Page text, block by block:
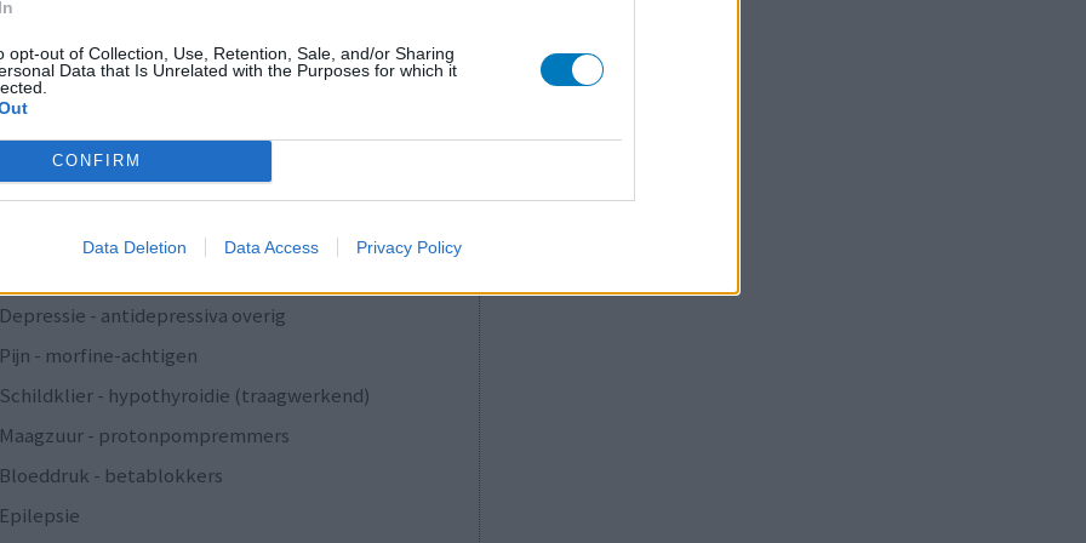
opt-out of Collection, Use, Retention, Sale, and/or Sharing
Data that Is Unrelated with the Purposes for which it
CONFIRM
Data Deletion Data Access Privacy Policy
Anticonceptie - overig
Depressie - antidepressiva SSRI
Depressie - antidepressiva SSRI
Depressie - antidepressiva SSRI
Cholesterol
Depressie - antidepressiva overig
Pijn - morfine-achtigen
Schildklier - hypothyroidie (traagwerkend)
Maagzuur - protonpompremmers
Bloeddruk - betablokkers
Epilepsie